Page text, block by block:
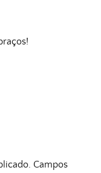
Campos